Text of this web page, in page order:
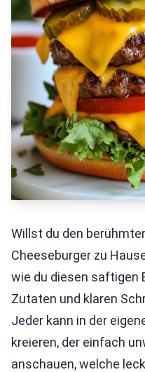
Willst du den
Cheeseburger zu
wie du diesen saftigen
Zutaten und klaren
Jeder kann in der
kreieren, der einfach
anschauen, welche